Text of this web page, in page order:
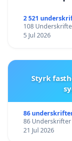
2 521
108
5 Jul 2026
Styrk
86
86
21 Jul 2026